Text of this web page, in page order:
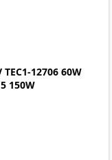
12706 60W
150W